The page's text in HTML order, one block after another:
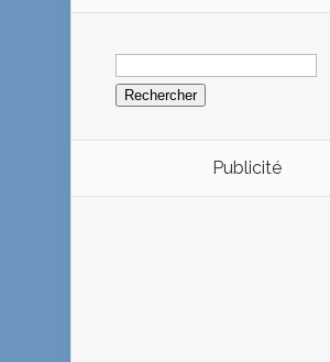
Rechercher :
Publicité